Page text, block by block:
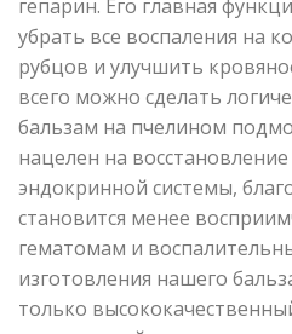
гепарин. Его главная
убрать все воспаления на
рубцов и улучшить
всего можно сделать
бальзам на пчелином
нацелен на
эндокринной системы,
становится менее
гематомам и
изготовления нашего
только